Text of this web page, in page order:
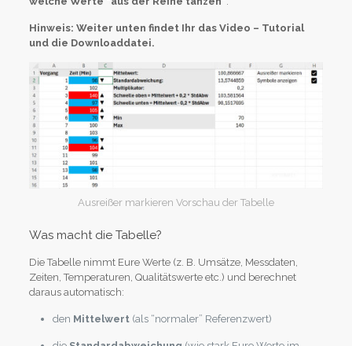
Hinweis: Weiter unten findet Ihr das Video – Tutorial
und die Downloaddatei.
Ausreißer markieren Vorschau der Tabelle
Was macht die Tabelle?
Die Tabelle nimmt Eure Werte (z. B. Umsätze, Messdaten,
Zeiten, Temperaturen, Qualitätswerte etc.) und berechnet
daraus automatisch:
den Mittelwert(als “normaler” Referenzwert)